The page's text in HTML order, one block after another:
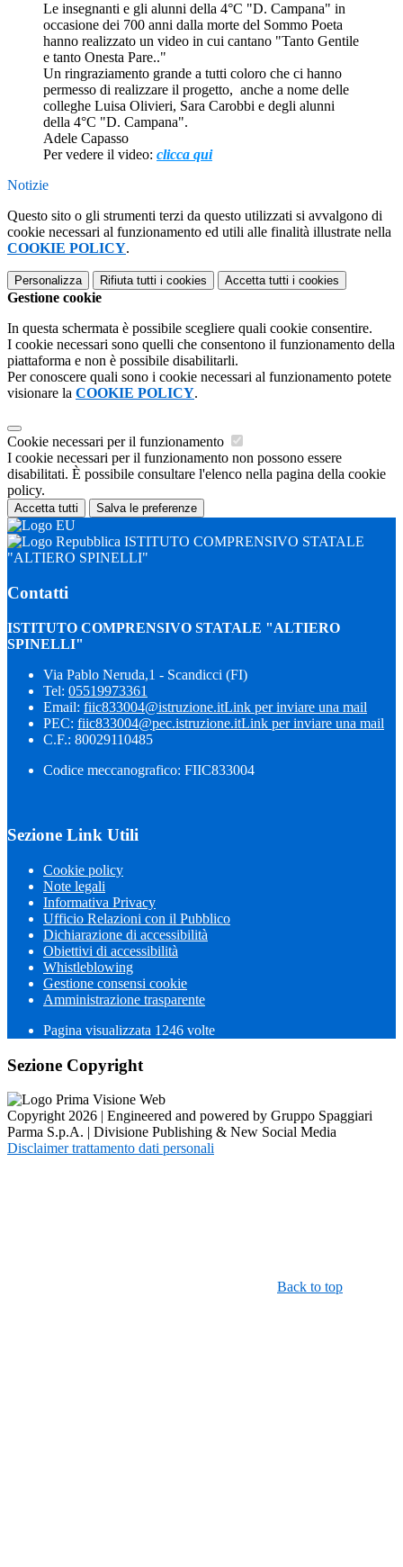
Le insegnanti e gli alunni della 4°C "D. Campana" in
occasione dei 700 anni dalla morte del Sommo Poeta
hanno realizzato un video in cui cantano "Tanto Gentile
e tanto Onesta Pare.."
Un ringraziamento grande a tutti coloro che ci hanno
permesso di realizzare il progetto, anche a nome delle
colleghe Luisa Olivieri, Sara Carobbi e degli alunni
della 4°C "D. Campana".
Adele Capasso
Per vedere il video: clicca qui
Notizie
Questo sito o gli strumenti terzi da questo utilizzati si avvalgono di
cookie necessari al funzionamento ed utili alle finalità illustrate nella
COOKIE POLICY.
Personalizza Rifiuta tutti i cookies Accetta tutti i cookies
Gestione cookie
In questa schermata è possibile scegliere quali cookie consentire.
I cookie necessari sono quelli che consentono il funzionamento della
piattaforma e non è possibile disabilitarli.
Per conoscere quali sono i cookie necessari al funzionamento potete
visionare la COOKIE POLICY.
Cookie necessari per il funzionamento
I cookie necessari per il funzionamento non possono essere
disabilitati. È possibile consultare l'elenco nella pagina della cookie
policy.
Accetta tutti Salva le preferenze
ISTITUTO COMPRENSIVO STATALE
"ALTIERO SPINELLI"
Contatti
ISTITUTO COMPRENSIVO STATALE "ALTIERO
SPINELLI"
Via Pablo Neruda,1 - Scandicci (FI)
Tel: 05519973361
Email: fiic833004@istruzione.itLink per inviare una mail
PEC: fiic833004@pec.istruzione.itLink per inviare una mail
C.F.: 80029110485
Codice meccanografico: FIIC833004
Sezione Link Utili
Cookie policy
Note legali
Informativa Privacy
Ufficio Relazioni con il Pubblico
Dichiarazione di accessibilità
Obiettivi di accessibilità
Whistleblowing
Gestione consensi cookie
Amministrazione trasparente
Pagina visualizzata 1246 volte
Sezione Copyright
Copyright 2026 | Engineered and powered by Gruppo Spaggiari
Parma S.p.A. | Divisione Publishing & New Social Media
Disclaimer trattamento dati personali
Back to top